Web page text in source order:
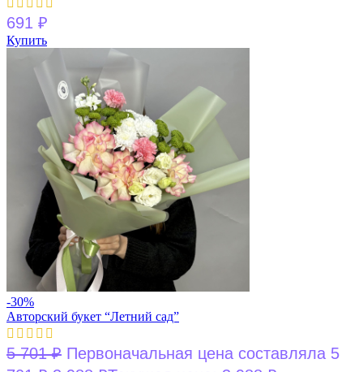
691 ₽
Купить
-30%
Авторский букет “Летний сад”
5 701₽ Первоначальная цена составляла 5